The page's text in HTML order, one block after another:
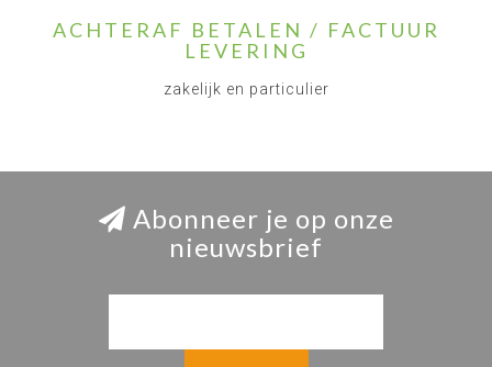
ACHTERAF BETALEN / FACTUUR
LEVERING
zakelijk en particulier
Abonneer je op onze
nieuwsbrief